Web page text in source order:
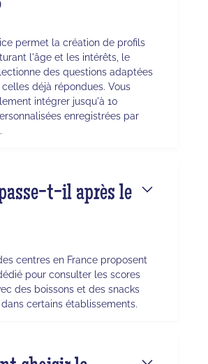
permet la création de profils
l'âge et les intérêts, le
des questions adaptées
déjà répondues. Vous
intégrer jusqu'à 10
enregistrées par
t-il après le
centres en France proposent
pour consulter les scores
des boissons et des snacks
certains établissements.